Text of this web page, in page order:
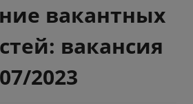
вакантных
вакансия
07/2023